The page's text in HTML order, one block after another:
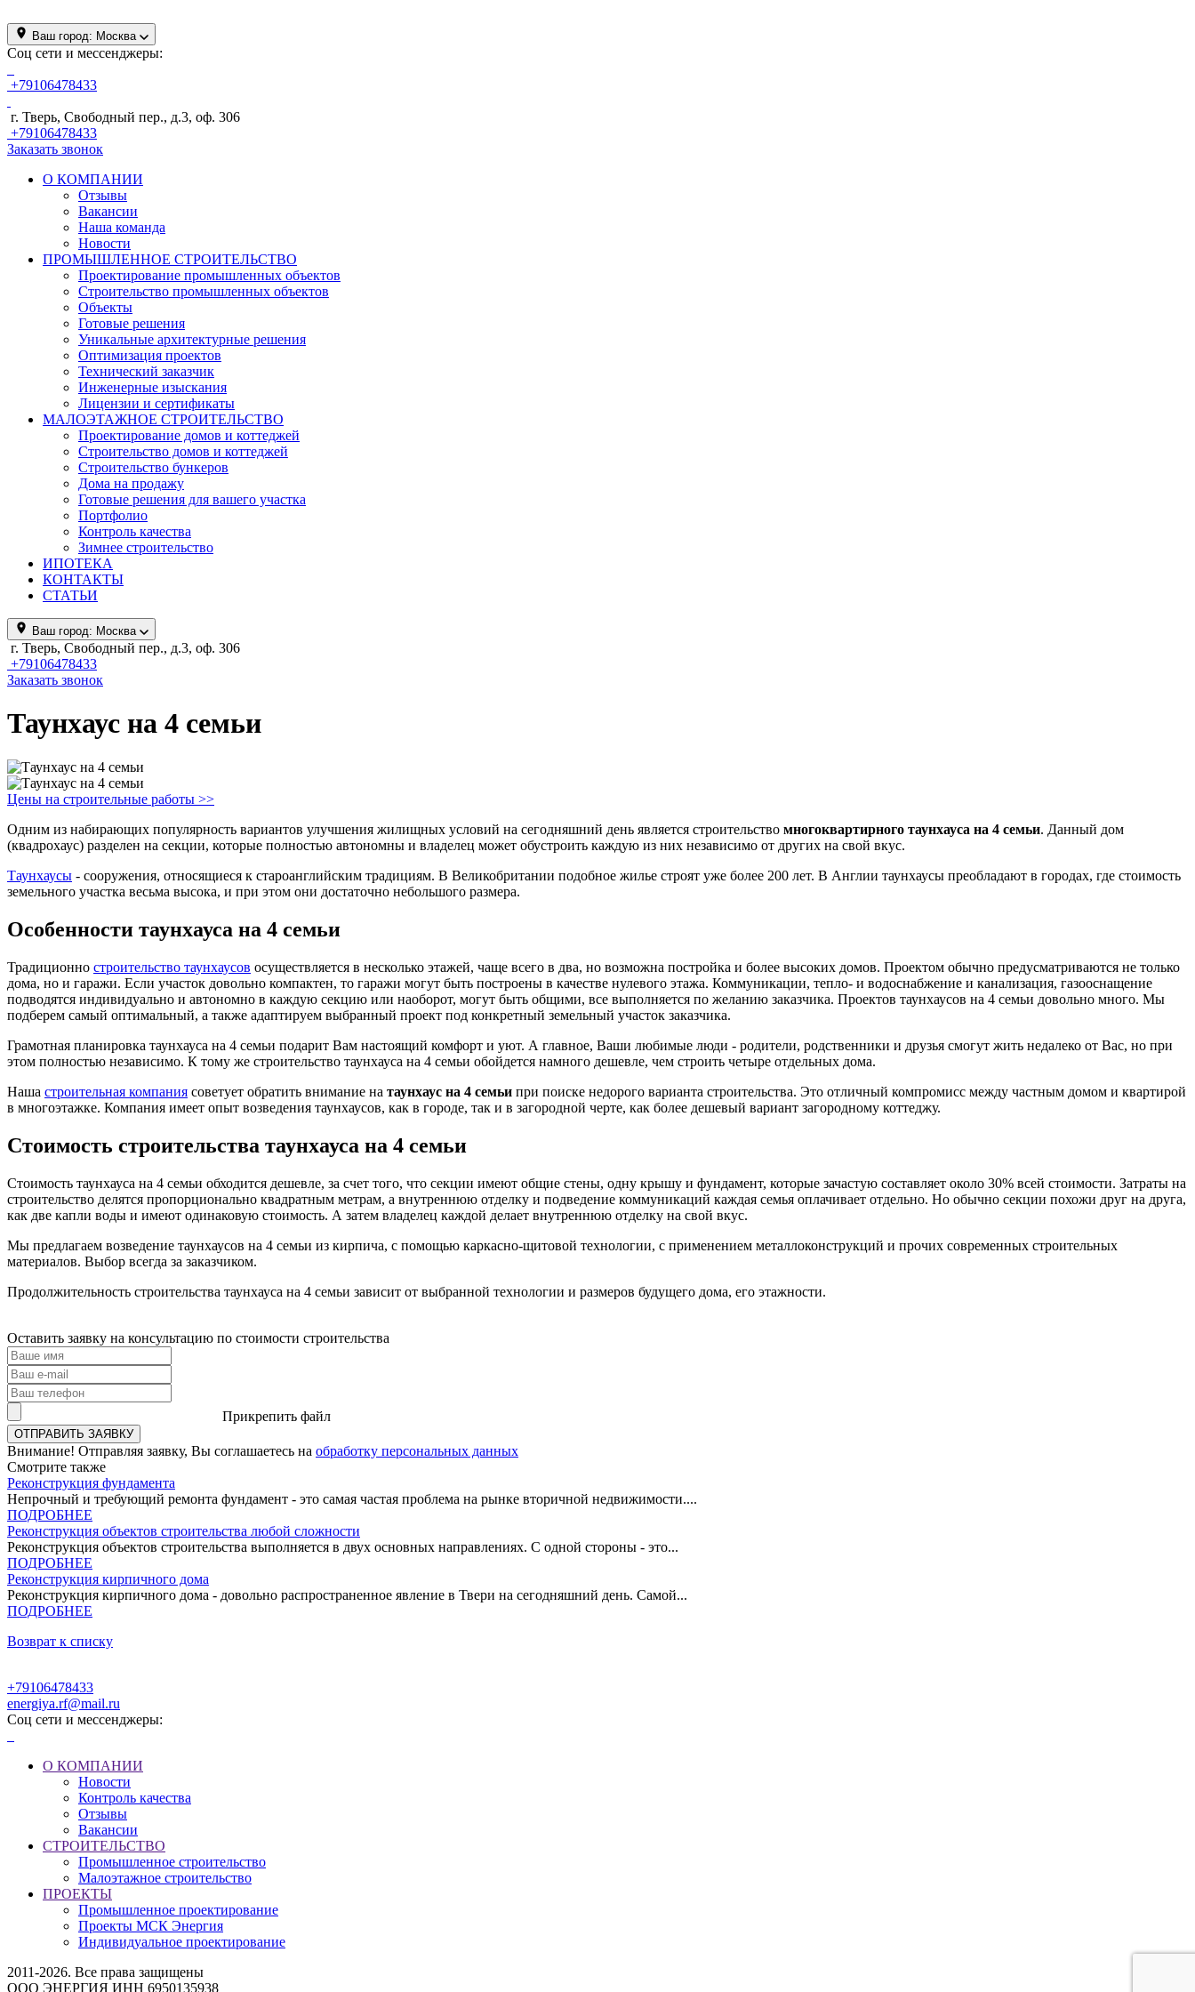
Ваш город: Москва
Соц сети и мессенджеры:
+79106478433
г. Тверь, Свободный пер., д.3, оф. 306
+79106478433
Заказать звонок
О КОМПАНИИ
Отзывы
Вакансии
Наша команда
Новости
ПРОМЫШЛЕННОЕ СТРОИТЕЛЬСТВО
Проектирование промышленных объектов
Строительство промышленных объектов
Объекты
Готовые решения
Уникальные архитектурные решения
Оптимизация проектов
Технический заказчик
Инженерные изыскания
Лицензии и сертификаты
МАЛОЭТАЖНОЕ СТРОИТЕЛЬСТВО
Проектирование домов и коттеджей
Строительство домов и коттеджей
Строительство бункеров
Дома на продажу
Готовые решения для вашего участка
Портфолио
Контроль качества
Зимнее строительство
ИПОТЕКА
КОНТАКТЫ
СТАТЬИ
Ваш город: Москва
г. Тверь, Свободный пер., д.3, оф. 306
+79106478433
Заказать звонок
Таунхаус на 4 семьи
Цены на строительные работы >>
Одним из набирающих популярность вариантов улучшения жилищных условий на сегодняшний день является строительство многоквартирного таунхауса на 4 семьи. Данный дом
(квадрохаус) разделен на секции, которые полностью автономны и владелец может обустроить каждую из них независимо от других на свой вкус.
Таунхаусы - сооружения, относящиеся к староанглийским традициям. В Великобритании подобное жилье строят уже более 200 лет. В Англии таунхаусы преобладают в городах, где стоимость
земельного участка весьма высока, и при этом они достаточно небольшого размера.
Особенности таунхауса на 4 семьи
Традиционно строительство таунхаусов осуществляется в несколько этажей, чаще всего в два, но возможна постройка и более высоких домов. Проектом обычно предусматриваются не только
дома, но и гаражи. Если участок довольно компактен, то гаражи могут быть построены в качестве нулевого этажа. Коммуникации, тепло- и водоснабжение и канализация, газооснащение
подводятся индивидуально и автономно в каждую секцию или наоборот, могут быть общими, все выполняется по желанию заказчика. Проектов таунхаусов на 4 семьи довольно много. Мы
подберем самый оптимальный, а также адаптируем выбранный проект под конкретный земельный участок заказчика.
Грамотная планировка таунхауса на 4 семьи подарит Вам настоящий комфорт и уют. А главное, Ваши любимые люди - родители, родственники и друзья смогут жить недалеко от Вас, но при
этом полностью независимо. К тому же строительство таунхауса на 4 семьи обойдется намного дешевле, чем строить четыре отдельных дома.
Наша строительная компания советует обратить внимание на таунхаус на 4 семьи при поиске недорого варианта строительства. Это отличный компромисс между частным домом и квартирой
в многоэтажке. Компания имеет опыт возведения таунхаусов, как в городе, так и в загородной черте, как более дешевый вариант загородному коттеджу.
Стоимость строительства таунхауса на 4 семьи
Стоимость таунхауса на 4 семьи обходится дешевле, за счет того, что секции имеют общие стены, одну крышу и фундамент, которые зачастую составляет около 30% всей стоимости. Затраты на
строительство делятся пропорционально квадратным метрам, а внутреннюю отделку и подведение коммуникаций каждая семья оплачивает отдельно. Но обычно секции похожи друг на друга,
как две капли воды и имеют одинаковую стоимость. А затем владелец каждой делает внутреннюю отделку на свой вкус.
Мы предлагаем возведение таунхаусов на 4 семьи из кирпича, с помощью каркасно-щитовой технологии, с применением металлоконструкций и прочих современных строительных
материалов. Выбор всегда за заказчиком.
Продолжительность строительства таунхауса на 4 семьи зависит от выбранной технологии и размеров будущего дома, его этажности.
Оставить заявку на консультацию по стоимости строительства
Прикрепить файл
Внимание! Отправляя заявку, Вы соглашаетесь на обработку персональных данных
Смотрите также
Реконструкция фундамента
Непрочный и требующий ремонта фундамент - это самая частая проблема на рынке вторичной недвижимости....
ПОДРОБНЕЕ
Реконструкция объектов строительства любой сложности
Реконструкция объектов строительства выполняется в двух основных направлениях. С одной стороны - это...
ПОДРОБНЕЕ
Реконструкция кирпичного дома
Реконструкция кирпичного дома - довольно распространенное явление в Твери на сегодняшний день. Самой...
ПОДРОБНЕЕ
Возврат к списку
+79106478433
energiya.rf@mail.ru
Соц сети и мессенджеры:
О КОМПАНИИ
Новости
Контроль качества
Отзывы
Вакансии
СТРОИТЕЛЬСТВО
Промышленное строительство
Малоэтажное строительство
ПРОЕКТЫ
Промышленное проектирование
Проекты МСК Энергия
Индивидуальное проектирование
2011-2026. Все права защищены
ООО ЭНЕРГИЯ ИНН 6950135938